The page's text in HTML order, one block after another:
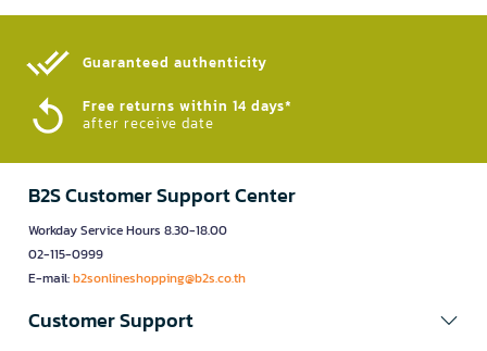
Guaranteed authenticity​
Free returns within 14 days*
after receive date
B2S Customer Support Center
Workday Service Hours 8.30-18.00
02-115-0999
E-mail:b2sonlineshopping@b2s.co.th
Customer Support